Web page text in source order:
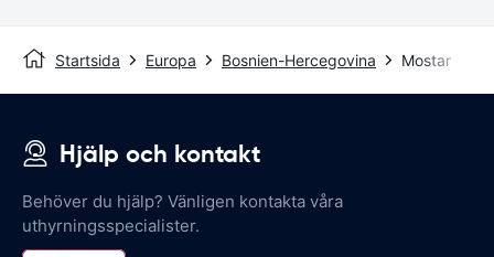
Startsida Europa Bosnien-Hercegovina Mostar
Hjälp och kontakt
Behöver du hjälp? Vänligen kontakta våra
uthyrningsspecialister.